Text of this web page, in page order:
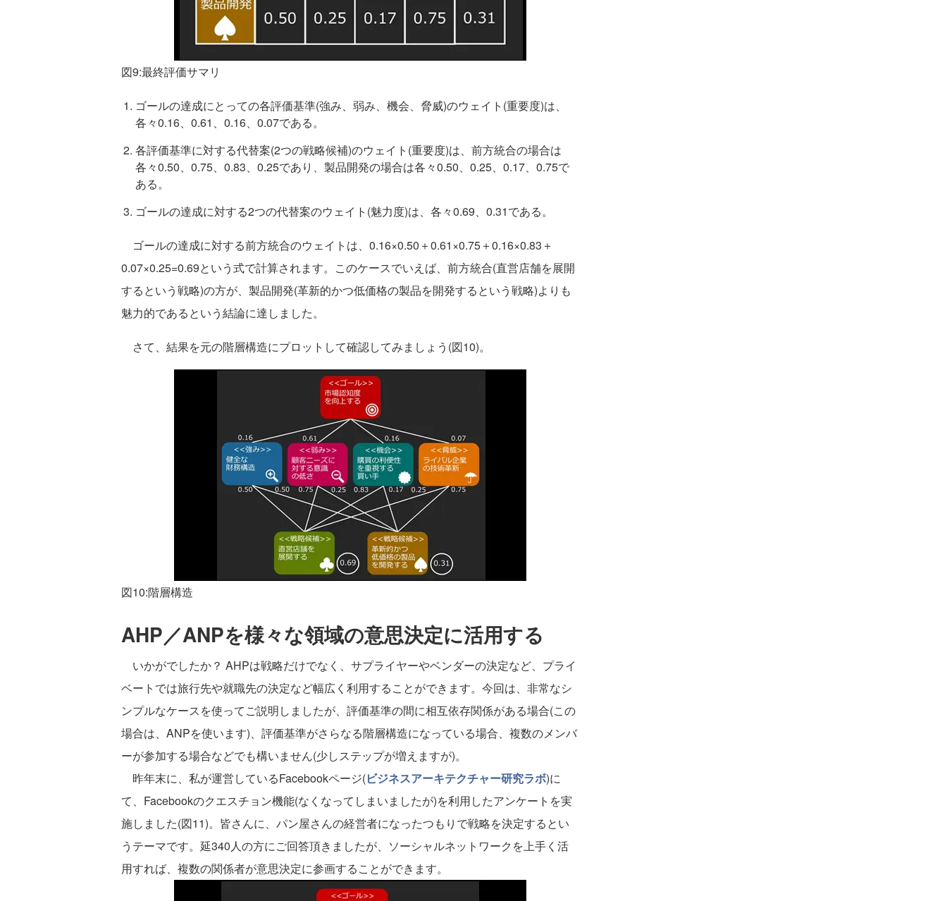
図9:最終評価サマリ
ゴールの達成にとっての各評価基準(強み、弱み、機会、脅威)のウェイト(重要度)は、
各々0.16、0.61、0.16、0.07である。
各評価基準に対する代替案(2つの戦略候補)のウェイト(重要度)は、前方統合の場合は
各々0.50、0.75、0.83、0.25であり、製品開発の場合は各々0.50、0.25、0.17、0.75で
ある。
ゴールの達成に対する2つの代替案のウェイト(魅力度)は、各々0.69、0.31である。
ゴールの達成に対する前方統合のウェイトは、0.16×0.50＋0.61×0.75＋0.16×0.83＋
0.07×0.25=0.69という式で計算されます。このケースでいえば、前方統合(直営店舗を展開
するという戦略)の方が、製品開発(革新的かつ低価格の製品を開発するという戦略)よりも
魅力的であるという結論に達しました。
さて、結果を元の階層構造にプロットして確認してみましょう(図10)。
図10:階層構造
AHP／ANPを様々な領域の意思決定に活用する
いかがでしたか？ AHPは戦略だけでなく、サプライヤーやベンダーの決定など、プライ
ベートでは旅行先や就職先の決定など幅広く利用することができます。今回は、非常なシ
ンプルなケースを使ってご説明しましたが、評価基準の間に相互依存関係がある場合(この
場合は、ANPを使います)、評価基準がさらなる階層構造になっている場合、複数のメンバ
ーが参加する場合などでも構いません(少しステップが増えますが)。
昨年末に、私が運営しているFacebookページ(ビジネスアーキテクチャー研究ラボ)に
て、Facebookのクエスチョン機能(なくなってしまいましたが)を利用したアンケートを実
施しました(図11)。皆さんに、パン屋さんの経営者になったつもりで戦略を決定するとい
うテーマです。延340人の方にご回答頂きましたが、ソーシャルネットワークを上手く活
用すれば、複数の関係者が意思決定に参画することができます。